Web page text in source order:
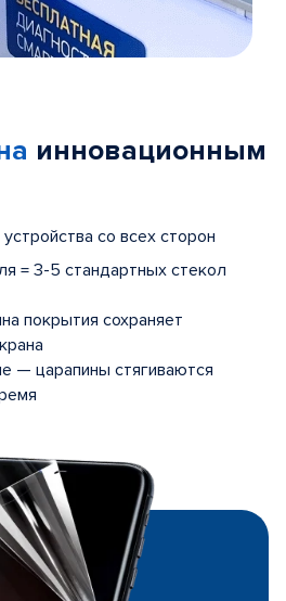
инновационным
со всех сторон
= 3-5 стандартных стекол
покрытия сохраняет
— царапины стягиваются